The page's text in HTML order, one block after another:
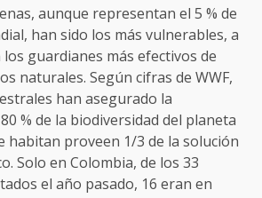
aunque representan el 5 % de
han sido los más vulnerables, a
guardianes más efectivos de
naturales. Según cifras de WWF,
han asegurado la
% de la biodiversidad del planeta
habitan proveen 1/3 de la solución
Solo en Colombia, de los 33
el año pasado, 16 eran en